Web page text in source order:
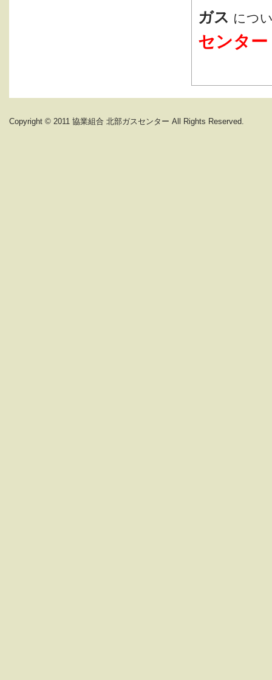
ガス につ
センター
Copyright © 2011 協業組合 北部ガスセンター All Rights Reserved.